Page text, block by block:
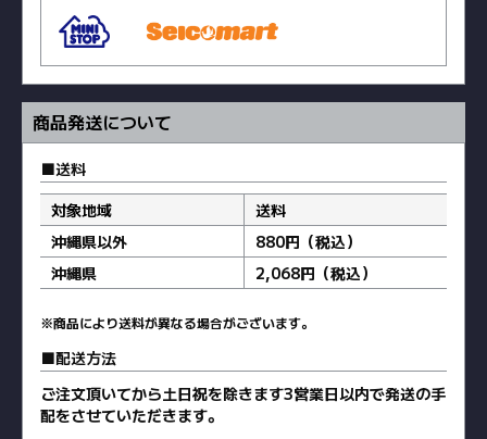
商品発送について
送料
対象地域
送料
沖縄県以外
880円（税込）
沖縄県
2,068円（税込）
※商品により送料が異なる場合がございます。
配送方法
ご注文頂いてから土日祝を除きます3営業日以内で発送の手
配をさせていただきます。